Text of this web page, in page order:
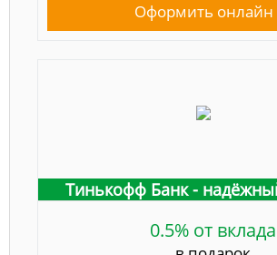
Оформить онлайн
Тинькофф Банк -
0.5% от вклада